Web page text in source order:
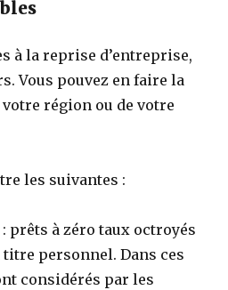
à la reprise d’entreprise,
Vous pouvez en faire la
région ou de votre
les suivantes :
: prêts à zéro taux octroyés
personnel. Dans ces
considérés par les